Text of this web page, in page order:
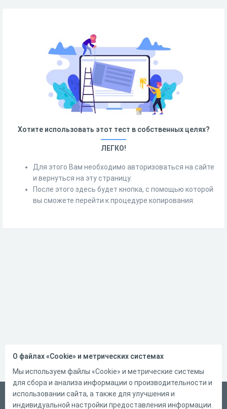
Хотите использовать этот тест в собственных целях?
ЛЕГКО!
Для этого Вам необходимо авторизоваться на сайте
и вернуться на эту страницу.
После этого здесь будет кнопка, с помощью которой
вы сможете перейти к процедуре копирования.
Русский
О файлах «Cookie» и метрических системах
Мы используем файлы «Cookie» и метрические системы
для сбора и анализа информации о производительности и
использовании сайта, а также для улучшения и
индивидуальной настройки предоставления информации.